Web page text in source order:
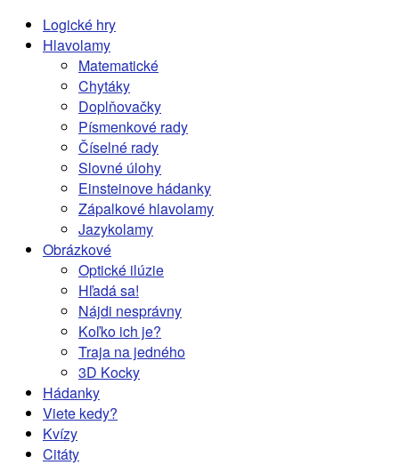
Logické hry
Hlavolamy
Matematické
Chytáky
Doplňovačky
Písmenkové rady
Číselné rady
Slovné úlohy
Einsteinove hádanky
Zápalkové hlavolamy
Jazykolamy
Obrázkové
Optické ilúzie
Hľadá sa!
Nájdi nesprávny
Koľko ich je?
Traja na jedného
3D Kocky
Hádanky
Viete kedy?
Kvízy
Citáty